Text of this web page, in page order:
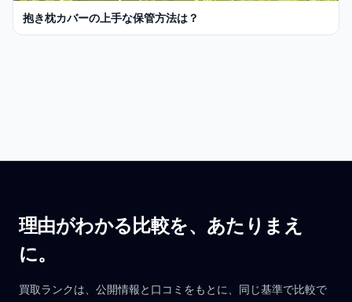
抱き枕カバーの上手な保管方法は？
理由がわかる比較を、あたりまえ
に。
買取ランクは、公開情報と口コミをもとに、同じ基準で比較で